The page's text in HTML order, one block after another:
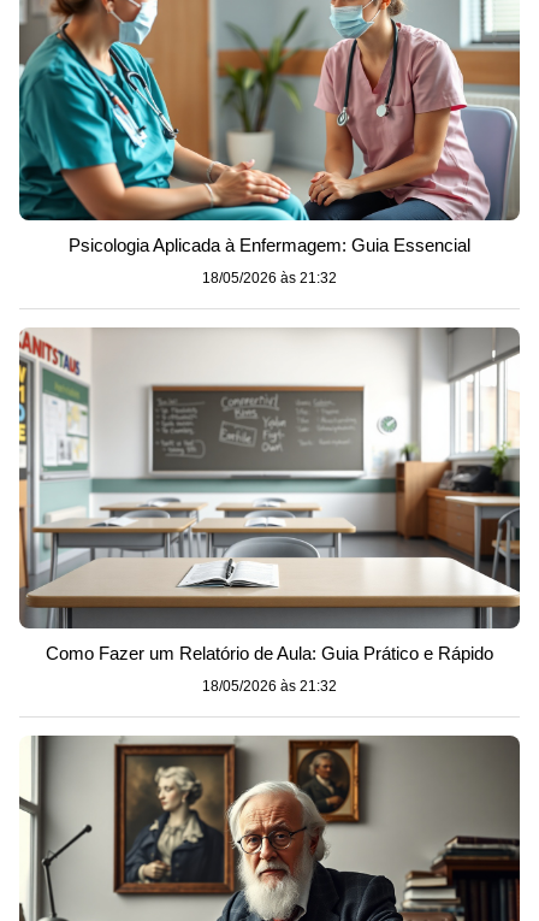
Psicologia Aplicada à Enfermagem: Guia Essencial
18/05/2026 às 21:32
Como Fazer um Relatório de Aula: Guia Prático e Rápido
18/05/2026 às 21:32